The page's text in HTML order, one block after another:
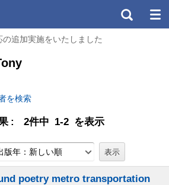
追加実施をいたしました
を検索
2件中 1-2 を表示
版年：新しい順
poetry metro transportation